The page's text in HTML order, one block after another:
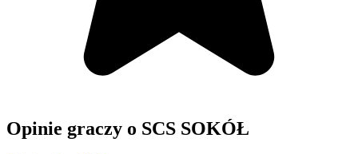
Opinie graczy o SCS SOKÓŁ